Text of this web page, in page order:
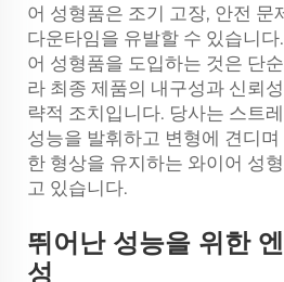
어 성형품은 조기 고장, 안전 문
다운타임을 유발할 수 있습니
어 성형품을 도입하는 것은 단
라 최종 제품의 내구성과 신뢰
략적 조치입니다. 당사는 스트
성능을 발휘하고 변형에 견디
한 형상을 유지하는 와이어 성
고 있습니다.
뛰어난 성능을 위한
성